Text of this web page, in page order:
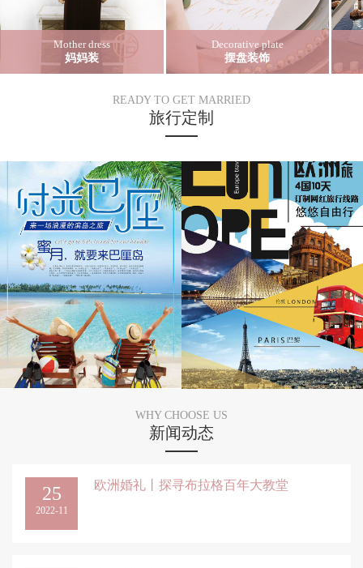
Mother dress
妈妈装
Decorative plate
摆盘装饰
READY TO GET MARRIED
旅行定制
WHY CHOOSE US
新闻动态
25
2022-11
欧洲婚礼丨探寻布拉格百年大教堂